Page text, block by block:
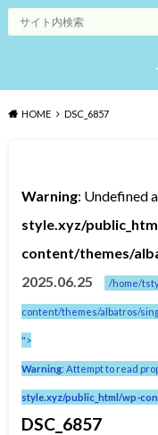
HOME DSC_6857
Warning: Undefined
style.xyz/
content/themes/
2025.06.25
/home/
content/themes/albatros/
">
Warning: Attempt to read
style.xyz/public_html/wp-
DSC_6857